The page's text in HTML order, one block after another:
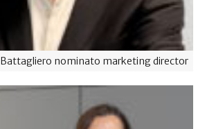
Battagliero nominato marketing director